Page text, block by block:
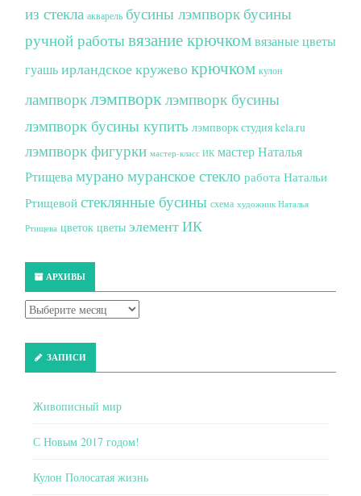
из стекла акварель бусины лэмпворк бусины
ручной работывязание крючкомвязаные цветы
гуашьирландское кружевокрючком кулон
лампворклэмпворклэмпворк бусины
лэмпворк бусины купить лэмпворк студия kela.ru
лэмпворк фигурки мастер-класс ИК мастер Наталья
Ртищевамурано муранское стекло работа Натальи
Ртищевой стеклянные бусины схема художник Наталья
Ртищева цветок цветы элемент ИК
АРХИВЫ
ЗАПИСИ
Живописный мир
С Новым 2017 годом!
Кулон Полосатая жизнь